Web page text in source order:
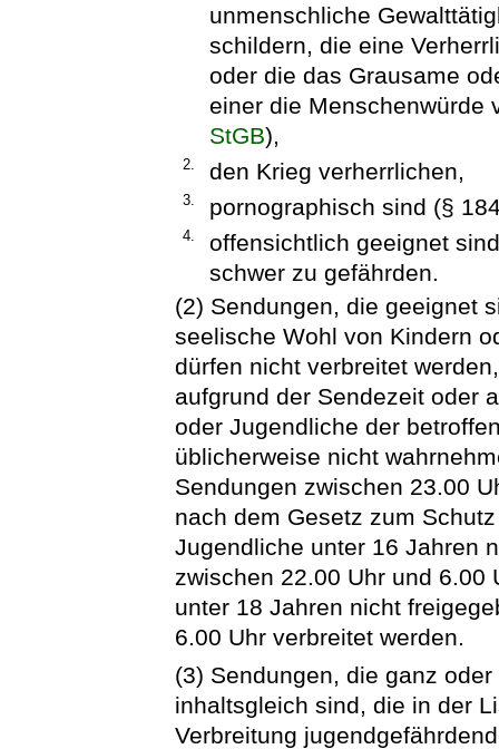
unmenschliche
schildern, die eine
oder die das Grausame
einer die Menschenwürde
StGB),
2. den Krieg verherrlichen,
3. pornographisch sind (§
4.
offensichtlich geeignet
schwer zu gefährden.
(2) Sendungen, die geeignet
seelische Wohl von Kindern
dürfen nicht verbreitet
aufgrund der Sendezeit oder
oder Jugendliche der
üblicherweise nicht
Sendungen zwischen 23.00
nach dem Gesetz zum
Jugendliche unter 16 Jahren
zwischen 22.00 Uhr und 6.00
unter 18 Jahren nicht
6.00 Uhr verbreitet werden.
(3) Sendungen, die ganz
inhaltsgleich sind, die in der
Verbreitung